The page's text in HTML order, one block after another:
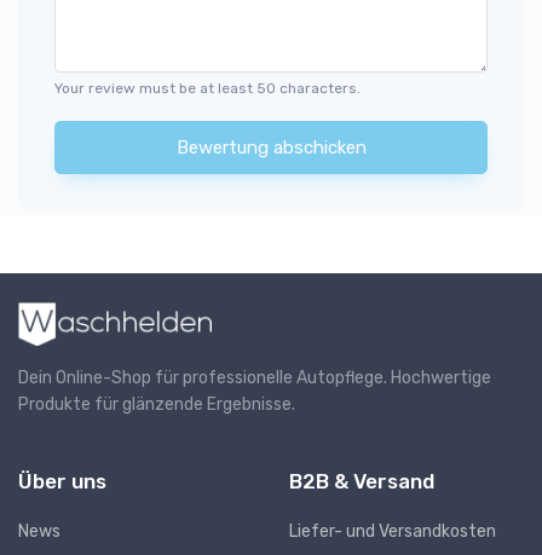
Your review must be at least 50 characters.
Bewertung abschicken
Dein Online-Shop für professionelle Autopflege. Hochwertige
Produkte für glänzende Ergebnisse.
Über uns
News
B2B & Versand
Liefer- und Versandkosten